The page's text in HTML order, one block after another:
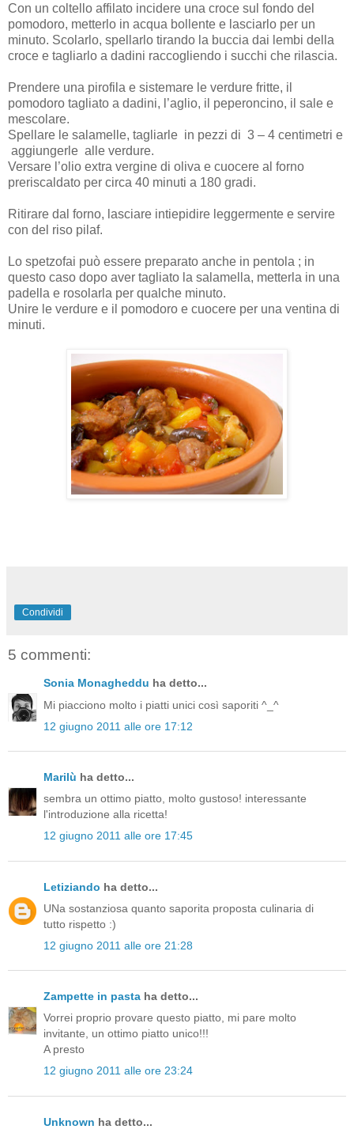
Con un coltello affilato incidere una croce sul fondo del
pomodoro, metterlo in acqua bollente e lasciarlo per un
minuto. Scolarlo, spellarlo tirando la buccia dai lembi della
croce e tagliarlo a dadini raccogliendo i succhi che rilascia.
Prendere una pirofila e sistemare le verdure fritte, il
pomodoro tagliato a dadini, l’aglio, il peperoncino, il sale e
mescolare.
Spellare le salamelle, tagliarle in pezzi di 3 – 4 centimetri e
aggiungerle alle verdure.
Versare l’olio extra vergine di oliva e cuocere al forno
preriscaldato per circa 40 minuti a 180 gradi.
Ritirare dal forno, lasciare intiepidire leggermente e servire
con del riso pilaf.
Lo spetzofai può essere preparato anche in pentola ; in
questo caso dopo aver tagliato la salamella, metterla in una
padella e rosolarla per qualche minuto.
Unire le verdure e il pomodoro e cuocere per una ventina di
minuti.
Condividi
5 commenti:
Sonia Monagheddu ha detto...
Mi piacciono molto i piatti unici così saporiti ^_^
12 giugno 2011 alle ore 17:12
Marilù ha detto...
sembra un ottimo piatto, molto gustoso! interessante
l'introduzione alla ricetta!
12 giugno 2011 alle ore 17:45
Letiziando ha detto...
UNa sostanziosa quanto saporita proposta culinaria di
tutto rispetto :)
12 giugno 2011 alle ore 21:28
Zampette in pasta ha detto...
Vorrei proprio provare questo piatto, mi pare molto
invitante, un ottimo piatto unico!!!
A presto
12 giugno 2011 alle ore 23:24
Unknown ha detto...